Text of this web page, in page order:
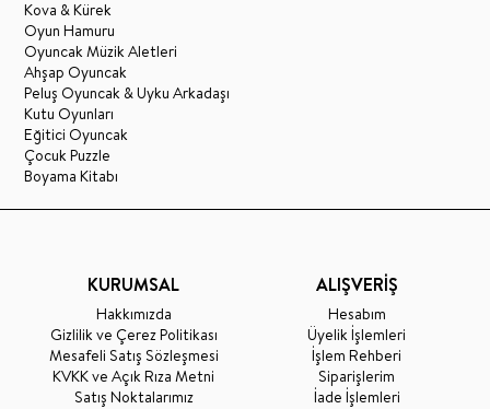
Kova & Kürek
Oyun Hamuru
Oyuncak Müzik Aletleri
Ahşap Oyuncak
Peluş Oyuncak & Uyku Arkadaşı
Kutu Oyunları
Eğitici Oyuncak
Çocuk Puzzle
Boyama Kitabı
KURUMSAL
Hakkımızda
Gizlilik ve Çerez Politikası
Mesafeli Satış Sözleşmesi
KVKK ve Açık Rıza Metni
Satış Noktalarımız
ALIŞVERİŞ
Hesabım
Üyelik İşlemleri
İşlem Rehberi
Siparişlerim
İade İşlemleri